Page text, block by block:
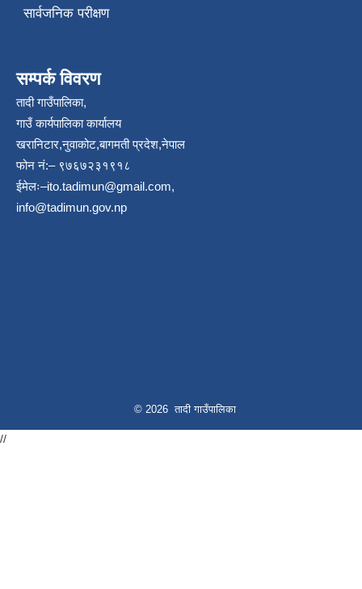
सार्वजनिक परीक्षण
सम्पर्क विवरण
तादी गाउँपालिका,
गाउँ कार्यपालिका कार्यालय
खरानिटार,नुवाकोट,बागमती प्रदेश,नेपाल
फोन नं:– ९७६७२३१९१८
ईमेलः–ito.tadimun@gmail.com,
info@tadimun.gov.np
© 2026 तादी गाउँपालिका
//